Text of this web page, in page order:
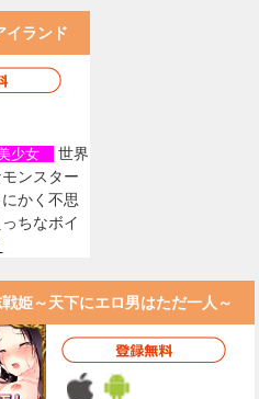
イランド
少女
世界
ンスター
かく不思
ちなボイ
姫～天下にエロ男はただ一人～